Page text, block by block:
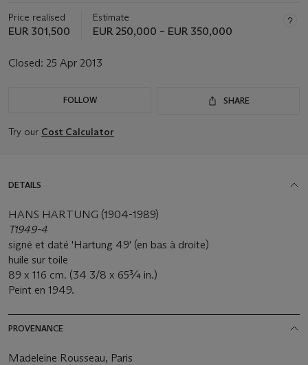
Price realised
EUR 301,500
Estimate
EUR 250,000 – EUR 350,000
Closed: 25 Apr 2013
FOLLOW SHARE
Try our Cost Calculator
DETAILS
HANS HARTUNG (1904-1989)
T1949-4
signé et daté 'Hartung 49' (en bas à droite)
huile sur toile
89 x 116 cm. (34 3/8 x 65¾ in.)
Peint en 1949.
PROVENANCE
Madeleine Rousseau, Paris